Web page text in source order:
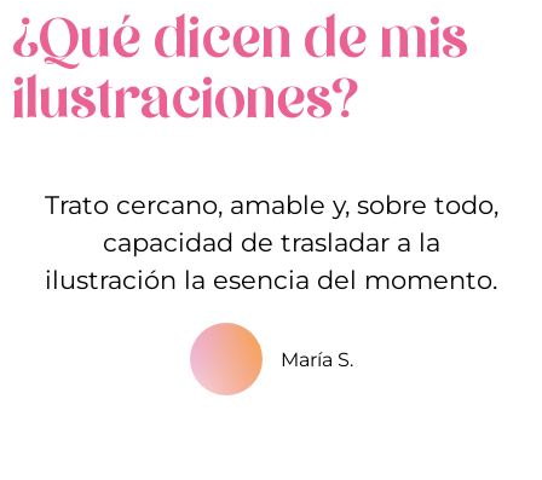
¿Qué dicen de mis
ilustraciones?
Trato cercano, amable y, sobre todo,
capacidad de trasladar a la
ilustración la esencia del momento.
María S.